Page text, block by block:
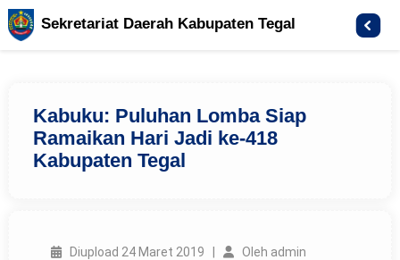
Sekretariat Daerah Kabupaten Tegal
Kabuku: Puluhan Lomba Siap
Ramaikan Hari Jadi ke-418
Kabupaten Tegal
Diupload 24 Maret 2019 | Oleh admin